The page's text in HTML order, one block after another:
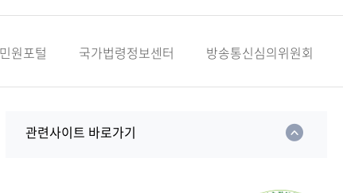
원포털 국가법령정보센터 방송통신심의위원회
관련사이트 바로가기